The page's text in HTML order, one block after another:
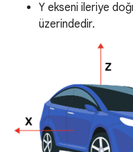
Y ekseni ileriye
üzerindedir.